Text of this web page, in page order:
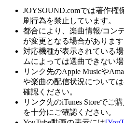
JOYSOUND.comでは著作権
刷行為を禁止しています。
都合により、楽曲情報/コン
が変更となる場合があります
対応機種が表示されている
ムによっては選曲できない場
リンク先のApple Musicや
や楽曲の配信状況について
確認ください。
リンク先のiTunes Storeでご
を十分にご確認ください。